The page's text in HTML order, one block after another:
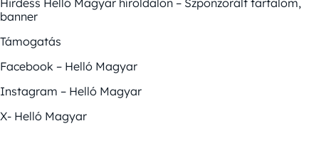
banner
Támogatás
Facebook – Helló Magyar
Instagram – Helló Magyar
X- Helló Magyar